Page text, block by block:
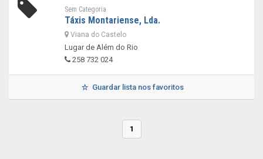
Sem Categoria
Táxis Montariense, Lda.
Viana do Castelo
Lugar de Além do Rio
258 732 024
Guardar lista nos favoritos
1